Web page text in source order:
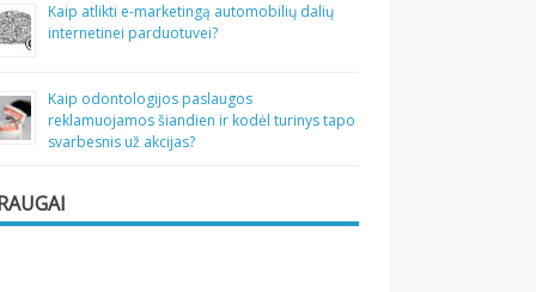
Kaip atlikti e-marketingą automobilių dalių
internetinei parduotuvei?
Kaip odontologijos paslaugos
reklamuojamos šiandien ir kodėl turinys tapo
svarbesnis už akcijas?